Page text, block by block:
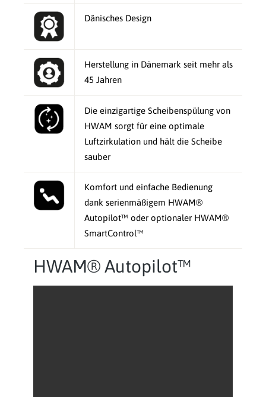
Dänisches Design
Herstellung in Dänemark seit mehr als
45 Jahren
Die einzigartige Scheibenspülung von
HWAM sorgt für eine optimale
Luftzirkulation und hält die Scheibe
sauber
Komfort und einfache Bedienung
dank serienmäßigem HWAM®
Autopilot™ oder optionaler HWAM®
SmartControl™
HWAM® Autopilot™